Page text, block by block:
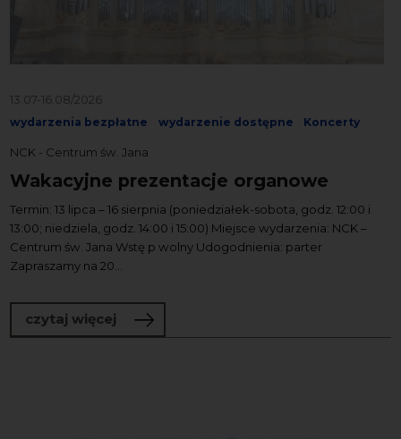
13.07-16.08/2026
wydarzenia bezpłatne wydarzenie dostępne Koncerty
NCK - Centrum św. Jana
Wakacyjne prezentacje organowe
Termin: 13 lipca – 16 sierpnia (poniedziałek-sobota, godz. 12:00 i
13:00; niedziela, godz. 14:00 i 15:00) Miejsce wydarzenia: NCK –
Centrum św. Jana Wstę p wolny Udogodnienia: parter
Zapraszamy na 20...
czytaj więcej o Wakacyjne prezentacje organowe